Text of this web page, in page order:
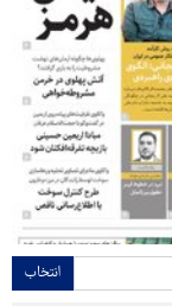
انتخاب